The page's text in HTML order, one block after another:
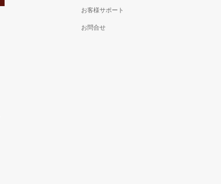
お客様サポート
お問合せ